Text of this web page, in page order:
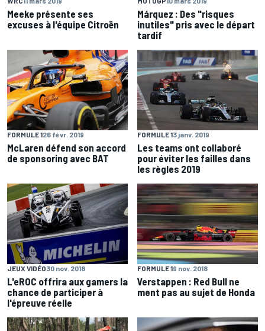
Meeke présente ses
excuses à l'équipe Citroën
Márquez : Des "risques
inutiles" pris avec le départ
tardif
FORMULE 126 févr. 2019
McLaren défend son accord
de sponsoring avec BAT
FORMULE 13 janv. 2019
Les teams ont collaboré
pour éviter les failles dans
les règles 2019
JEUX VIDÉO30 nov. 2018
L'eROC offrira aux gamers la
chance de participer à
l'épreuve réelle
FORMULE 19 nov. 2018
Verstappen : Red Bull ne
ment pas au sujet de Honda